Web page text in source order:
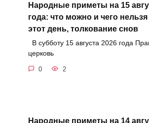
Народные приметы на 15
года: что можно и чего
этот день, толкование снов
В субботу 15 августа 2026 года
церковь
0 2
Народные приметы на 14